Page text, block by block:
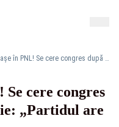
Tensiuni uriașe în PNL! Se cere congres după intrarea în opoziție: „Partidul are nevoie de reformă”
cere congres
„Partidul are